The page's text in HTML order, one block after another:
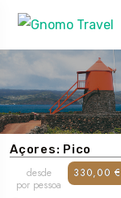
Açores: Pico
desde
por pessoa
330,00 €